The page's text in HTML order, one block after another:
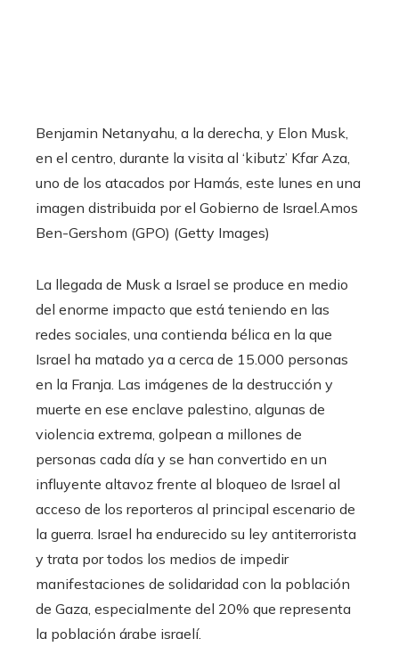
Benjamin Netanyahu, a la derecha, y Elon Musk,
en el centro, durante la visita al ‘kibutz’ Kfar Aza,
uno de los atacados por Hamás, este lunes en una
imagen distribuida por el Gobierno de Israel. Amos
Ben-Gershom (GPO) (Getty Images)
La llegada de Musk a Israel se produce en medio
del enorme impacto que está teniendo en las
redes sociales, una contienda bélica en la que
Israel ha matado ya a cerca de 15.000 personas
en la Franja. Las imágenes de la destrucción y
muerte en ese enclave palestino, algunas de
violencia extrema, golpean a millones de
personas cada día y se han convertido en un
influyente altavoz frente al bloqueo de Israel al
acceso de los reporteros al principal escenario de
la guerra. Israel ha endurecido su ley antiterrorista
y trata por todos los medios de impedir
manifestaciones de solidaridad con la población
de Gaza, especialmente del 20% que representa
la población árabe israelí.